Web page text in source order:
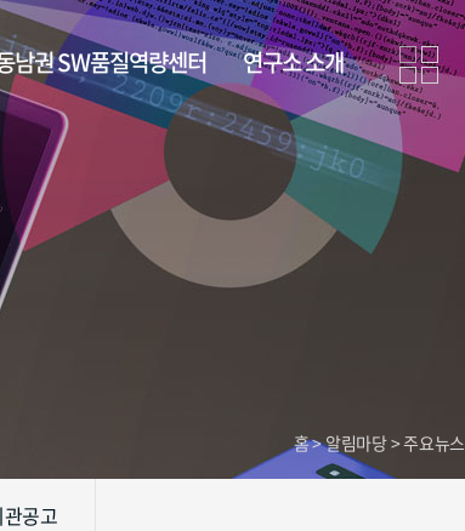
남권 SW품질역량센터 연구소 소개
공고
홈 > 알림마당 > 주요뉴스